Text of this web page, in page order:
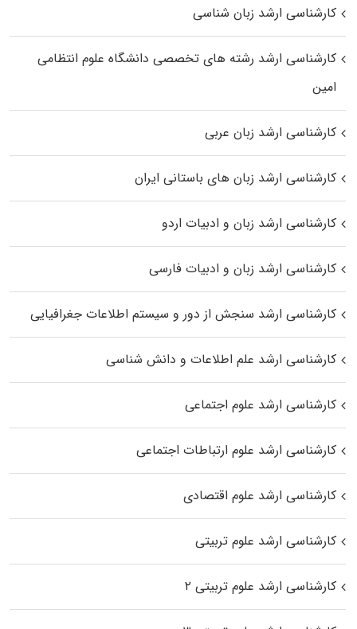
کارشناسی ارشد زبان شناسی
کارشناسی ارشد رﺷﺘﻪ ﻫﺎی تخصصی داﻧﺸﮕﺎه ﻋﻠﻮم انتظامی
اﻣﻴﻦ
کارشناسی ارشد زبان عربی
کارشناسی ارشد زبان‌ های باستانی ایران
کارشناسی ارشد زبان و ادبیات اردو
کارشناسی ارشد زبان و ادبیات فارسی
کارشناسی ارشد سنجش از دور و سیستم اطلاعات جغرافیایی
کارشناسی ارشد علم اطلاعات و دانش شناسی
کارشناسی ارشد علوم اجتماعی
کارشناسی ارشد علوم ارتباطات اجتماعی
کارشناسی ارشد علوم اقتصادی
کارشناسی ارشد علوم تربیتی
کارشناسی ارشد علوم تربیتی ۲